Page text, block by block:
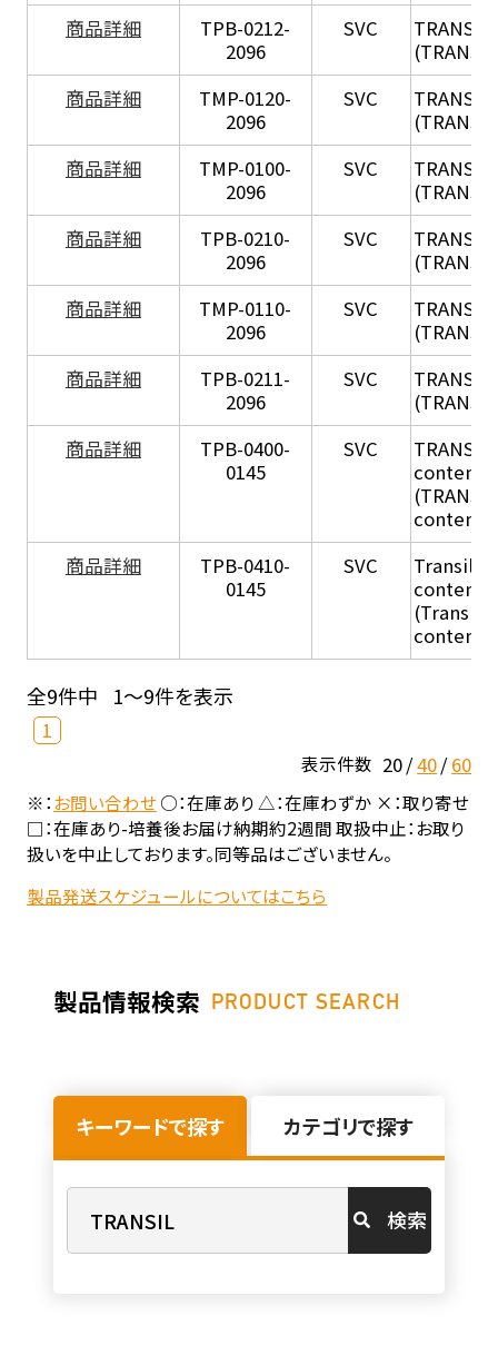
商品詳細
TPB-0212-
2096
SVC TRANSIL
商品詳細
TMP-0120-
2096
SVC TRANSIL
商品詳細
TMP-0100-
2096
SVC TRANSIL
商品詳細
TPB-0210-
2096
SVC TRANSIL
商品詳細
TMP-0110-
2096
SVC TRANSIL
商品詳細
TPB-0211-
2096
SVC TRANSIL
商品詳細
TPB-0400-
0145
SVC
content
content
商品詳細
TPB-0410-
0145
SVC
Transil
content
(Transil
content
全9件中 1～9件を表示
1
表示件数 20 40 60
※：お問い合わせ○：在庫あり △：在庫わずか ×：取り寄せ
□：在庫あり-培養後お届け納期約2週間 取扱中止：お取り
扱いを中止しております。同等品はございません。
製品発送スケジュールについてはこちら
製品情報検索 PRODUCT SEARCH
キーワードで探す カテゴリで探す
検索